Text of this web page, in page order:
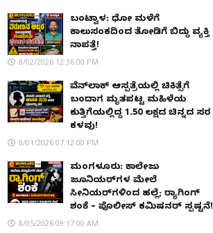
ಬಂಟ್ವಾಳ: ಧೋ ಮಳೆಗೆ
ಕಾಲುಸಂಕದಿಂದ ತೋಡಿಗೆ ಬಿದ್ದು ವ್ಯಕ್ತಿ
ನಾಪತ್ತೆ!
8/02/2026 12:36:00 PM
ವೆನ್‌ಲಾಕ್ ಆಸ್ಪತ್ರೆಯಲ್ಲಿ ಚಿಕಿತ್ಸೆಗೆ
ಬಂದಾಗ ಮೃತಪಟ್ಟ ಮಹಿಳೆಯ
ಕುತ್ತಿಗೆಯಲ್ಲಿದ್ದ ₹1.50 ಲಕ್ಷದ ಚಿನ್ನದ ಸರ
ಕಳವು!
8/01/2026 07:12:00 PM
ಮಂಗಳೂರು: ಕಾಲೇಜು
ಜೂನಿಯರ್‌ಗಳ ಮೇಲೆ
ಸೀನಿಯರ್‌ಗಳಿಂದ ಹಲ್ಲೆ; ರ‌್ಯಾಗಿಂಗ್
ಶಂಕೆ – ಪೊಲೀಸ್ ಕಮಿಷನರ್ ಸ್ಪಷ್ಟನೆ!
8/05/2026 09:17:00 AM